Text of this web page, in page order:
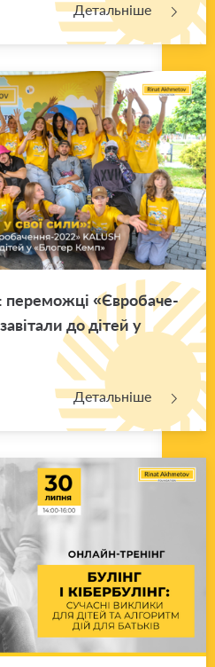
Детальніше
пе­ре­мож­ці «Єв­ро­ба­че­
до дітей у
Детальніше